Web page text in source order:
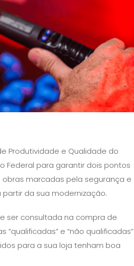
Produtividade e Qualidade do
Federal para garantir dois pontos
marcadas pela segurança e
da sua modernização.
ser consultada na compra de
e “não qualificadas”
para a sua loja tenham boa